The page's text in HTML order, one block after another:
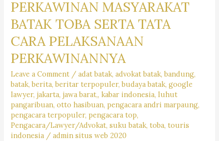
PERKAWINAN MASYARAKAT
BATAK TOBA SERTA TATA
CARA PELAKSANAAN
PERKAWINANNYA
Leave a Comment /adat batak,advokat batak,bandung,
batak,berita,beritar terpopuler,budaya batak,google
lawyer,jakarta,jawa barat,,kabar indonesia,luhut
pangaribuan,otto hasibuan,pengacara andri marpaung,
pengacara terpopuler,pengacara top,
Pengacara/Lawyer/Advokat,suku batak,toba,touris
indonesia /admin situs web 2020